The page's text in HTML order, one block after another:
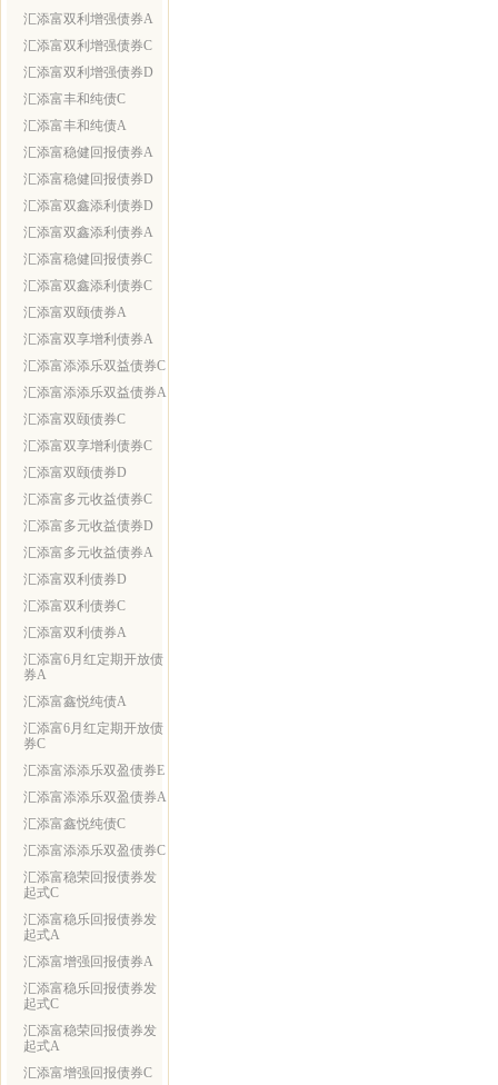
汇添富双利增强债券A
汇添富双利增强债券C
汇添富双利增强债券D
汇添富丰和纯债C
汇添富丰和纯债A
汇添富稳健回报债券A
汇添富稳健回报债券D
汇添富双鑫添利债券D
汇添富双鑫添利债券A
汇添富稳健回报债券C
汇添富双鑫添利债券C
汇添富双颐债券A
汇添富双享增利债券A
汇添富添添乐双益债券C
汇添富添添乐双益债券A
汇添富双颐债券C
汇添富双享增利债券C
汇添富双颐债券D
汇添富多元收益债券C
汇添富多元收益债券D
汇添富多元收益债券A
汇添富双利债券D
汇添富双利债券C
汇添富双利债券A
汇添富6月红定期开放债
券A
汇添富鑫悦纯债A
汇添富6月红定期开放债
券C
汇添富添添乐双盈债券E
汇添富添添乐双盈债券A
汇添富鑫悦纯债C
汇添富添添乐双盈债券C
汇添富稳荣回报债券发
起式C
汇添富稳乐回报债券发
起式A
汇添富增强回报债券A
汇添富稳乐回报债券发
起式C
汇添富稳荣回报债券发
起式A
汇添富增强回报债券C